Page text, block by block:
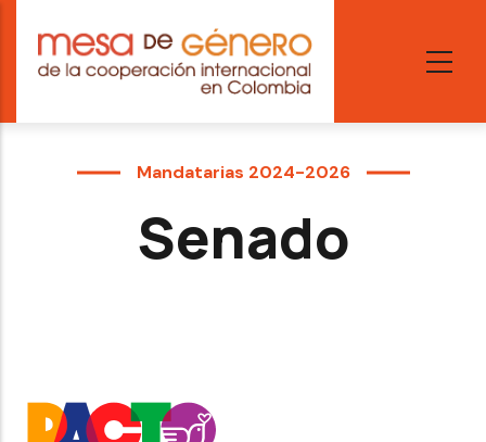
main
content
Mandatarias 2024-2026
Senado